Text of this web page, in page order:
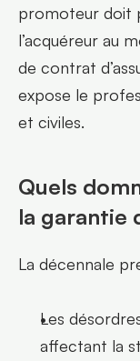
promoteur doit
l’acquéreur au
de contrat
expose le
et civiles.
Quels
la garantie
La décennale
Les
affectant la